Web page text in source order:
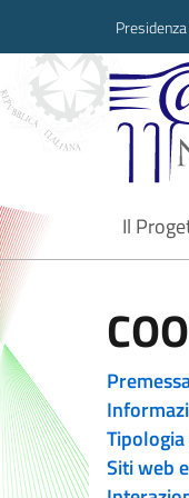
Il
current
Siti web